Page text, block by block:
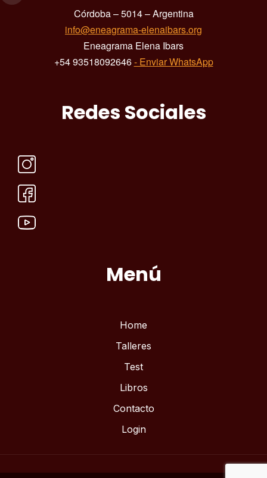
Córdoba – 5014 – Argentina
info@eneagrama-elenaibars.org
Eneagrama Elena Ibars
+54 93518092646- Enviar WhatsApp
Redes Sociales
Menú
Home
Talleres
Test
Libros
Contacto
Login